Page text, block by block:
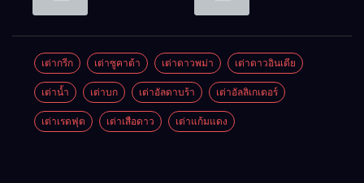
เต่ากรีก เต่าซูคาต้า เต่าดาวพม่า เต่าดาวอินเดีย
เต่าน้ำ เต่าบก เต่าอัลดาบร้า เต่าอัลลิเกเตอร์
เต่าเรดฟุต เต่าเสือดาว เต่าแก้มแดง